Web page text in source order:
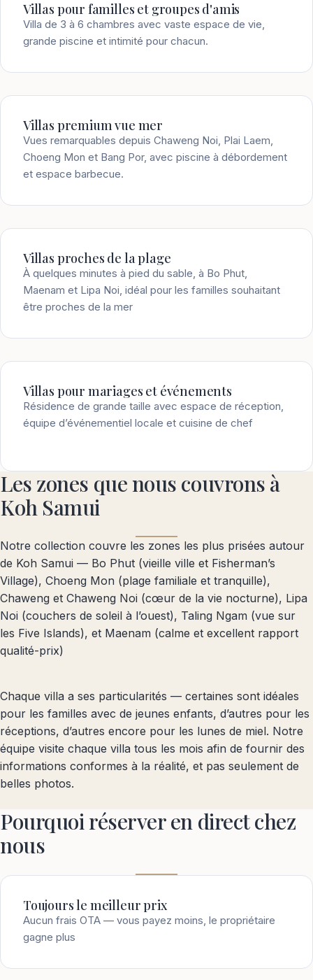
Villas pour familles et groupes d'amis
Villa de 3 à 6 chambres avec vaste espace de vie,
grande piscine et intimité pour chacun.
Villas premium vue mer
Vues remarquables depuis Chaweng Noi, Plai Laem,
Choeng Mon et Bang Por, avec piscine à débordement
et espace barbecue.
Villas proches de la plage
À quelques minutes à pied du sable, à Bo Phut,
Maenam et Lipa Noi, idéal pour les familles souhaitant
être proches de la mer
Villas pour mariages et événements
Résidence de grande taille avec espace de réception,
équipe d’événementiel locale et cuisine de chef
Les zones que nous couvrons à
Koh Samui
Notre collection couvre les zones les plus prisées autour
de Koh Samui — Bo Phut (vieille ville et Fisherman’s
Village), Choeng Mon (plage familiale et tranquille),
Chaweng et Chaweng Noi (cœur de la vie nocturne), Lipa
Noi (couchers de soleil à l’ouest), Taling Ngam (vue sur
les Five Islands), et Maenam (calme et excellent rapport
qualité-prix)
Chaque villa a ses particularités — certaines sont idéales
pour les familles avec de jeunes enfants, d’autres pour les
réceptions, d’autres encore pour les lunes de miel. Notre
équipe visite chaque villa tous les mois afin de fournir des
informations conformes à la réalité, et pas seulement de
belles photos.
Pourquoi réserver en direct chez
nous
Toujours le meilleur prix
Aucun frais OTA — vous payez moins, le propriétaire
gagne plus